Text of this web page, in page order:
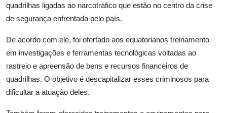
quadrilhas ligadas ao narcotráfico que estão no centro da crise
de segurança enfrentada pelo país.
De acordo com ele, foi ofertado aos equatorianos treinamento
em investigações e ferramentas tecnológicas voltadas ao
rastreio e apreensão de bens e recursos financeiros de
quadrilhas. O objetivo é descapitalizar esses criminosos para
dificultar a atuação deles.